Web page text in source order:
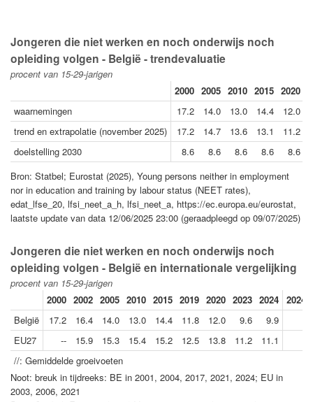
Jongeren die niet werken en noch onderwijs noch
opleiding volgen - België - trendevaluatie
procent van 15-29-jarigen
2000 2005 2010 2015 2020
waarnemingen
17.2 14.0 13.0 14.4
12.0
trend en extrapolatie (november 2025)
17.2 14.7 13.6 13.1
11.2
doelstelling 2030
8.6 8.6 8.6 8.6
8.6
Bron: Statbel; Eurostat (2025), Young persons neither in employment
nor in education and training by labour status (NEET rates),
edat_lfse_20, lfsi_neet_a_h, lfsi_neet_a, https://ec.europa.eu/eurostat,
laatste update van data 12/06/2025 23:00 (geraadpleegd op 09/07/2025)
Jongeren die niet werken en noch onderwijs noch
opleiding volgen - België en internationale vergelijking
procent van 15-29-jarigen
2000 2002 2005 2010 2015 2019 2020 2023 2024
België
17.2 16.4 14.0 13.0 14.4 11.8 12.0 9.6
9.9
EU27
-- 15.9 15.3 15.4 15.2 12.5 13.8 11.2
11.1
//: Gemiddelde groeivoeten
Noot: breuk in tijdreeks: BE in 2001, 2004, 2017, 2021, 2024; EU in
2003, 2006, 2021